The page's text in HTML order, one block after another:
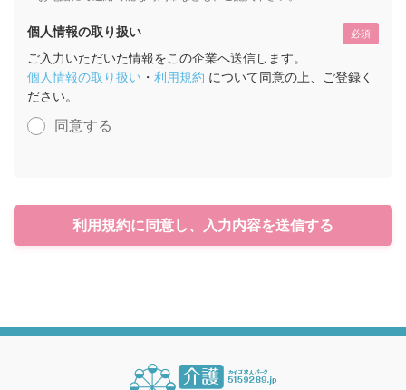
個人情報の取り扱い 必須
ご入力いただいた情報をこの企業へ送信します。
個人情報の取り扱い ・ 利用規約 について同意の上、ご登録く
ださい。
同意する
利用規約に同意し、入力内容を送信する